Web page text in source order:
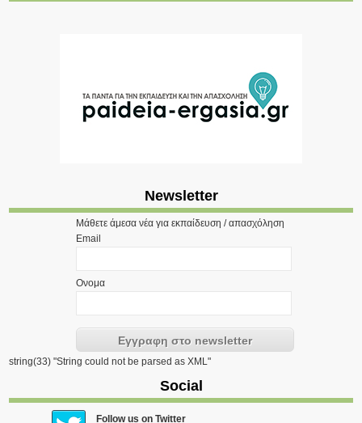
Newsletter
Μάθετε άμεσα νέα για εκπαίδευση / απασχόληση
Email
Ονομα
string(33) "String could not be parsed as XML"
Social
Follow us on Twitter